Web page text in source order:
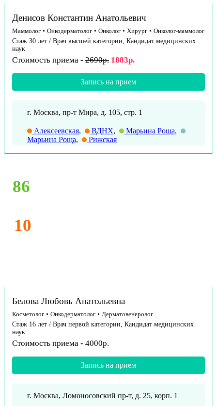
Денисов Константин Анатольевич
Маммолог • Онкодерматолог • Онколог • Хирург • Онколог-маммолог
Стаж 30 лет / Врач высшей категории, Кандидат медицинских
наук
Стоимость приема - 2690р. 1883р.
Запись на прием
г. Москва, пр-т Мира, д. 105, стр. 1
Алексеевская, ВДНХ, Марьина Роща,
Марьина Роща, Рижская
86
10
Белова Любовь Анатольевна
Косметолог • Онкодерматолог • Дерматовенеролог
Стаж 16 лет / Врач первой категории, Кандидат медицинских
наук
Стоимость приема - 4000р.
Запись на прием
г. Москва, Ломоносовский пр-т, д. 25, корп. 1